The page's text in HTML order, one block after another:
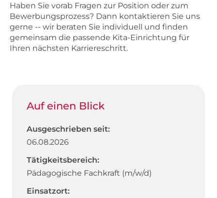
Haben Sie vorab Fragen zur Position oder zum
Bewerbungsprozess? Dann kontaktieren Sie uns
gerne -- wir beraten Sie individuell und finden
gemeinsam die passende Kita-Einrichtung für
Ihren nächsten Karriereschritt.
Auf einen Blick
Ausgeschrieben seit:
06.08.2026
Tätigkeitsbereich:
Pädagogische Fachkraft (m/w/d)
Einsatzort: